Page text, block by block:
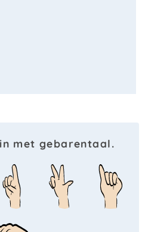
met gebarentaal.